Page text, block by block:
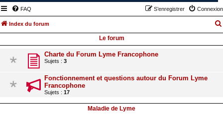
FAQ Connexion
S’enregistrer
Index du forum
Le forum
Charte du Forum Lyme Francophone
Sujets : 3
Fonctionnement et questions autour du Forum Lyme
Francophone
Sujets : 17
Maladie de Lyme